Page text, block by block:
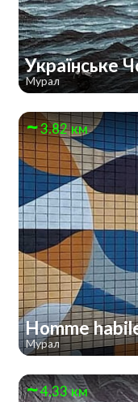
Українське
Мурал
3.82 км
Homme
Мурал
4.33 км